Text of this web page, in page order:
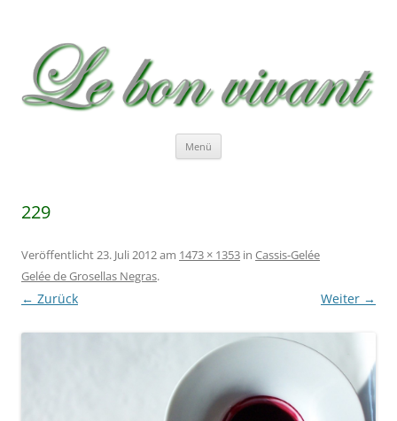
Menü
229
Veröffentlicht23. Juli 2012am 1473 × 1353 in Cassis-Gelée
Gelée de Grosellas Negras.
← Zurück Weiter →